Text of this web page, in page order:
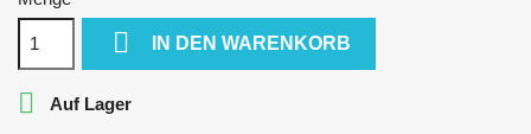
 IN DEN WARENKORB
 Auf Lager